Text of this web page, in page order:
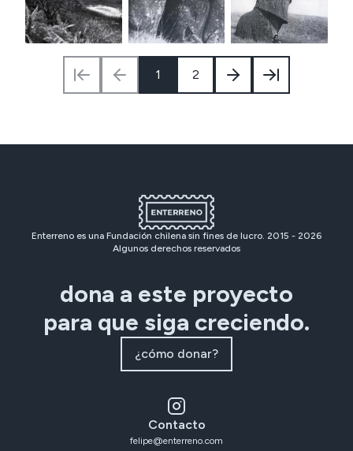
1 2
Enterreno es una Fundación chilena sin fines de lucro. 2015 - 2026
Algunos derechos reservados
dona a este proyecto
para que siga creciendo.
¿cómo donar?
Contacto
felipe@enterreno.com